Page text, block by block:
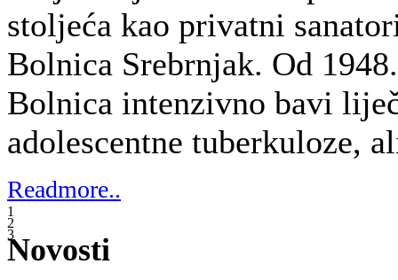
U Dječjoj bolnici Srebrnjak svečano
za kašalj,prvo takve vrste u
za uređenje i funkcioniranje
Prospan, biljni lijek broj 1 u svijetu
djeci će tako nekoliko sati dnevno, u
prostoru, na raspolaganju stajati
potrebnim informacijama.